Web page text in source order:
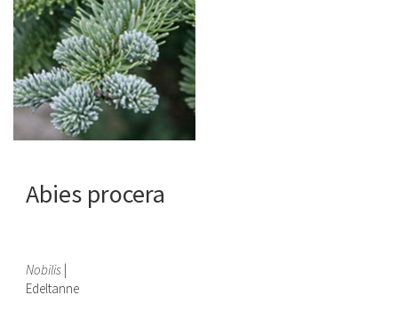
Abies procera
Nobilis |
Edeltanne